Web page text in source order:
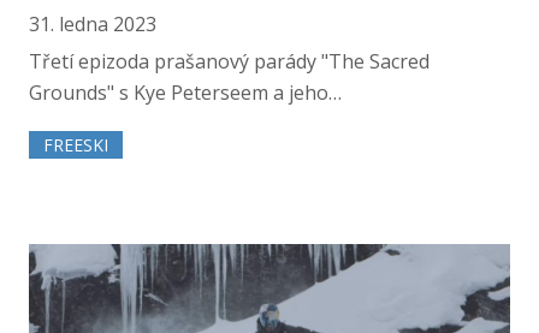
31. ledna 2023
Třetí epizoda prašanový parády "The Sacred
Grounds" s Kye Peterseem a jeho…
FREESKI